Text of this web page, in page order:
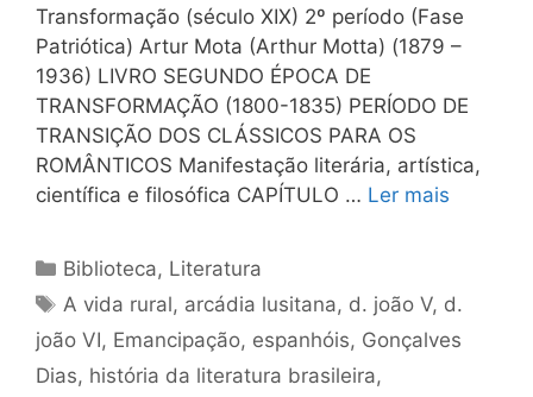
Transformação (século XIX) 2º período (Fase
Patriótica) Artur Mota (Arthur Motta) (1879 –
1936) LIVRO SEGUNDO ÉPOCA DE
TRANSFORMAÇÃO (1800-1835) PERÍODO DE
TRANSIÇÃO DOS CLÁSSICOS PARA OS
ROMÂNTICOS Manifestação literária, artística,
científica e filosófica CAPÍTULO … Ler mais
Categorias
Biblioteca, Literatura
Tags
A vida rural, arcádia lusitana, d. joão V, d.
joão VI, Emancipação, espanhóis, Gonçalves
Dias, história da literatura brasileira,